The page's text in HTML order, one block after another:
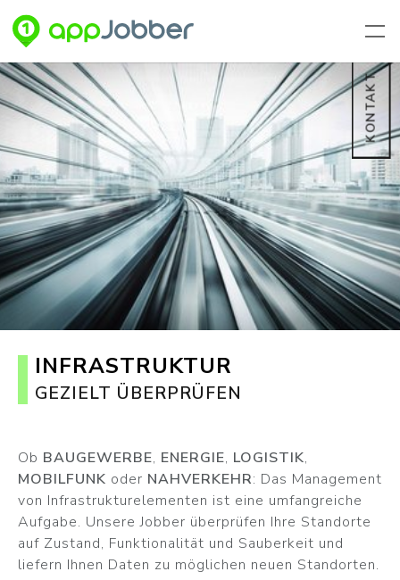
Zum Hauptinhalt springen
INFRASTRUKTUR
GEZIELT ÜBERPRÜFEN
Ob BAUGEWERBE, ENERGIE, LOGISTIK,
MOBILFUNK oder NAHVERKEHR: Das Management
von Infrastrukturelementen ist eine umfangreiche
Aufgabe. Unsere Jobber überprüfen Ihre Standorte
auf Zustand, Funktionalität und Sauberkeit und
liefern Ihnen Daten zu möglichen neuen Standorten.
KONTAKT